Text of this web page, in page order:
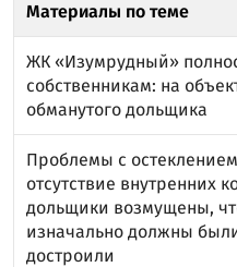
Материалы по теме
ЖК «Изумрудный»
собственникам: на
обманутого дольщика
Проблемы с
отсутствие внутренних
дольщики возмущены,
изначально должны
достроили